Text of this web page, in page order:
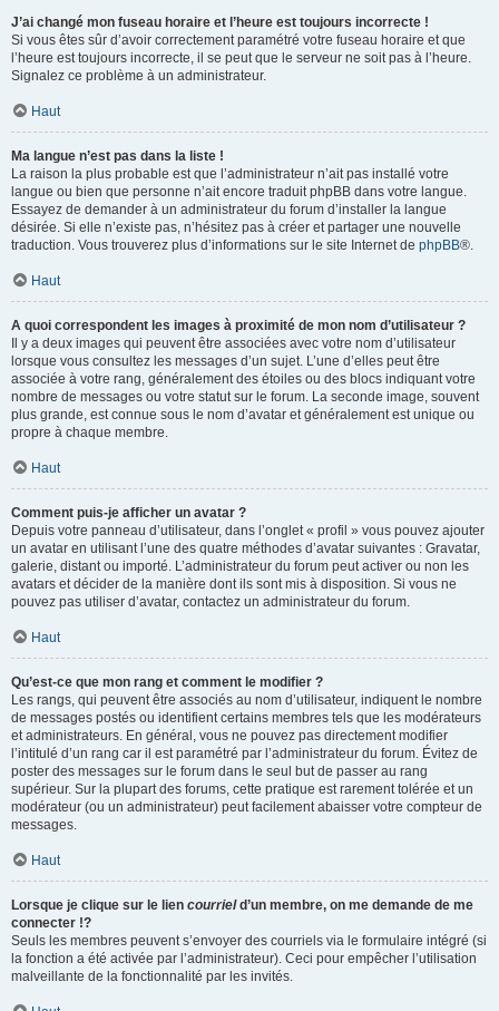
J’ai changé mon fuseau horaire et l’heure est toujours incorrecte !
Si vous êtes sûr d’avoir correctement paramétré votre fuseau horaire et que
l’heure est toujours incorrecte, il se peut que le serveur ne soit pas à l’heure.
Signalez ce problème à un administrateur.
Haut
Ma langue n’est pas dans la liste !
La raison la plus probable est que l’administrateur n’ait pas installé votre
langue ou bien que personne n’ait encore traduit phpBB dans votre langue.
Essayez de demander à un administrateur du forum d’installer la langue
désirée. Si elle n’existe pas, n’hésitez pas à créer et partager une nouvelle
traduction. Vous trouverez plus d’informations sur le site Internet de phpBB®.
Haut
A quoi correspondent les images à proximité de mon nom d’utilisateur ?
Il y a deux images qui peuvent être associées avec votre nom d’utilisateur
lorsque vous consultez les messages d’un sujet. L’une d’elles peut être
associée à votre rang, généralement des étoiles ou des blocs indiquant votre
nombre de messages ou votre statut sur le forum. La seconde image, souvent
plus grande, est connue sous le nom d’avatar et généralement est unique ou
propre à chaque membre.
Haut
Comment puis-je afficher un avatar ?
Depuis votre panneau d’utilisateur, dans l’onglet « profil » vous pouvez ajouter
un avatar en utilisant l’une des quatre méthodes d’avatar suivantes : Gravatar,
galerie, distant ou importé. L’administrateur du forum peut activer ou non les
avatars et décider de la manière dont ils sont mis à disposition. Si vous ne
pouvez pas utiliser d’avatar, contactez un administrateur du forum.
Haut
Qu’est-ce que mon rang et comment le modifier ?
Les rangs, qui peuvent être associés au nom d’utilisateur, indiquent le nombre
de messages postés ou identifient certains membres tels que les modérateurs
et administrateurs. En général, vous ne pouvez pas directement modifier
l’intitulé d’un rang car il est paramétré par l’administrateur du forum. Évitez de
poster des messages sur le forum dans le seul but de passer au rang
supérieur. Sur la plupart des forums, cette pratique est rarement tolérée et un
modérateur (ou un administrateur) peut facilement abaisser votre compteur de
messages.
Haut
Lorsque je clique sur le lien courrield’un membre, on me demande de me
connecter !?
Seuls les membres peuvent s’envoyer des courriels via le formulaire intégré (si
la fonction a été activée par l’administrateur). Ceci pour empêcher l’utilisation
malveillante de la fonctionnalité par les invités.